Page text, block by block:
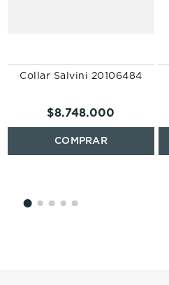
Collar Salvini 20106484
$8.748.000